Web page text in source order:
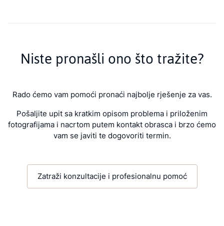
Niste pronašli ono što tražite?
Rado ćemo vam pomoći pronaći najbolje rješenje za vas.
Pošaljite upit sa kratkim opisom problema i priloženim
fotografijama i nacrtom putem kontakt obrasca i brzo ćemo
vam se javiti te dogovoriti termin.
Zatraži konzultacije i profesionalnu pomoć